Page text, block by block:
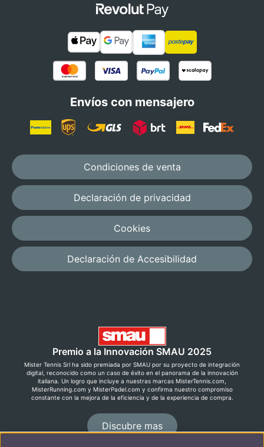
Envíos con mensajero
Condiciones de venta
Declaración de privacidad
Cookies
Declaración de Accesibilidad
Premio a la Innovación SMAU 2025
Mister Tennis Srl ha sido premiada por SMAU por su proyecto de integración
digital, reconocido como un caso de éxito en el panorama de la innovación
italiana. Un logro que incluye a nuestras marcas MisterTennis.com,
MisterRunning.com y MisterPadel.com y confirma nuestro compromiso
constante con la mejora de la eficiencia y de la experiencia de compra.
Discubre mas